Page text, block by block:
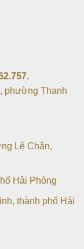
phường Thanh
Lê Chân,
Hải Phòng
thành phố Hải